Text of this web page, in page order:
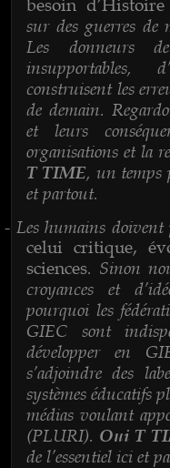
besoin d’Histoire
sur des guerres de
Les donneurs
insupportables,
construisent les
de demain.
et leurs
organisations et la
T TIME, un temps
et partout.
- Les humains doivent
celui critique,
sciences. Sinon
croyances et
pourquoi les
GIEC sont
développer en
s’adjoindre des
systèmes éducatifs
médias voulant
(PLURI). Oui T
de l’essentiel ici et